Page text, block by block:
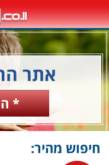
אתר
*
חיפוש מהיר: